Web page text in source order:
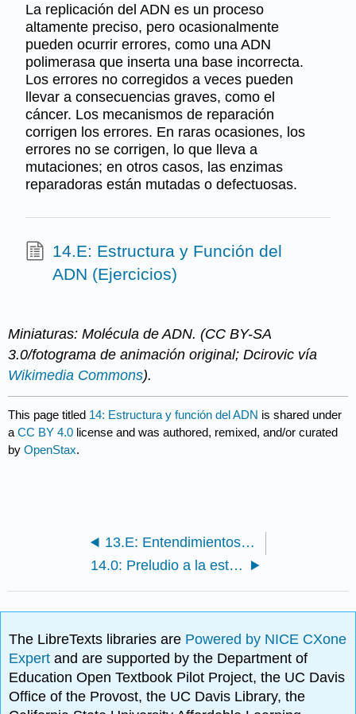
La replicación del ADN es un proceso
altamente preciso, pero ocasionalmente
pueden ocurrir errores, como una ADN
polimerasa que inserta una base incorrecta.
Los errores no corregidos a veces pueden
llevar a consecuencias graves, como el
cáncer. Los mecanismos de reparación
corrigen los errores. En raras ocasiones, los
errores no se corrigen, lo que lleva a
mutaciones; en otros casos, las enzimas
reparadoras están mutadas o defectuosas.
14.E: Estructura y Función del
ADN (Ejercicios)
Miniaturas: Molécula de ADN. (CC BY-SA
3.0/fotograma de animación original; Dcirovic vía
Wikimedia Commons).
This page titled 14: Estructura y función del ADN is shared under
aCC BY 4.0 license and was authored, remixed, and/or curated
byOpenStax.
13.E: Entendimientos Modernos de la Herencia (Ejercicios)
14.0: Preludio a la estructura y función del ADN
The LibreTexts libraries are Powered by NICE CXone
Expertand are supported by the Department of
Education Open Textbook Pilot Project, the UC Davis
Office of the Provost, the UC Davis Library, the